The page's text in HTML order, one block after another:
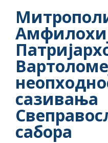
сазивања
сабора